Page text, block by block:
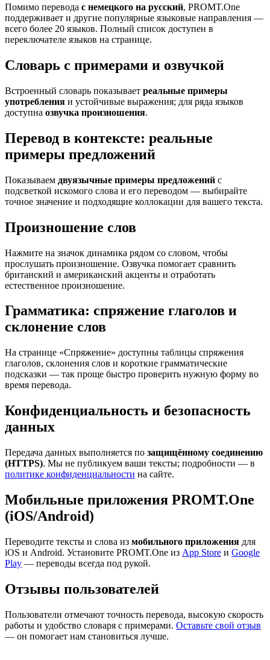
Помимо перевода с немецкого на русский, PROMT.One
поддерживает и другие популярные языковые направления —
всего более 20 языков. Полный список доступен в
переключателе языков на странице.
Словарь с примерами и озвучкой
Встроенный словарь показывает реальные примеры
употребления и устойчивые выражения; для ряда языков
доступна озвучка произношения.
Перевод в контексте: реальные
примеры предложений
Показываем двуязычные примеры предложений с
подсветкой искомого слова и его переводом — выбирайте
точное значение и подходящие коллокации для вашего текста.
Произношение слов
Нажмите на значок динамика рядом со словом, чтобы
прослушать произношение. Озвучка помогает сравнить
британский и американский акценты и отработать
естественное произношение.
Грамматика: спряжение глаголов и
склонение слов
На странице «Спряжение» доступны таблицы спряжения
глаголов, склонения слов и короткие грамматические
подсказки — так проще быстро проверить нужную форму во
время перевода.
Конфиденциальность и безопасность
данных
Передача данных выполняется по защищённому соединению
(HTTPS). Мы не публикуем ваши тексты; подробности — в
политике конфиденциальности на сайте.
Мобильные приложения PROMT.One
(iOS/Android)
Переводите тексты и слова из мобильного приложения для
iOS и Android. Установите PROMT.One из App Store и Google
Play — переводы всегда под рукой.
Отзывы пользователей
Пользователи отмечают точность перевода, высокую скорость
работы и удобство словаря с примерами. Оставьте свой отзыв
— он помогает нам становиться лучше.